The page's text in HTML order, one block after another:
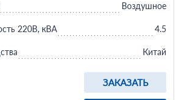
ЗАКАЗАТЬ
Воздушное
220В, кВА 4.5
Китай